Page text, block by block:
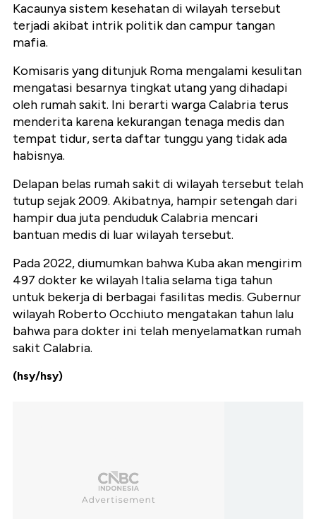
Kacaunya sistem kesehatan di wilayah tersebut
terjadi akibat intrik politik dan campur tangan
mafia.
Komisaris yang ditunjuk Roma mengalami kesulitan
mengatasi besarnya tingkat utang yang dihadapi
oleh rumah sakit. Ini berarti warga Calabria terus
menderita karena kekurangan tenaga medis dan
tempat tidur, serta daftar tunggu yang tidak ada
habisnya.
Delapan belas rumah sakit di wilayah tersebut telah
tutup sejak 2009. Akibatnya, hampir setengah dari
hampir dua juta penduduk Calabria mencari
bantuan medis di luar wilayah tersebut.
Pada 2022, diumumkan bahwa Kuba akan mengirim
497 dokter ke wilayah Italia selama tiga tahun
untuk bekerja di berbagai fasilitas medis. Gubernur
wilayah Roberto Occhiuto mengatakan tahun lalu
bahwa para dokter ini telah menyelamatkan rumah
sakit Calabria.
(hsy/hsy)